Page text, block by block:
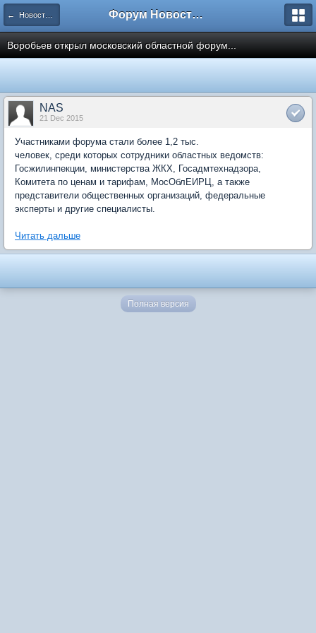
← Новости рынка недвижимости Форум Новостройки
Воробьев открыл московский областной форум...
NAS
21 Dec 2015
Участниками форума стали более 1,2 тыс.
человек, среди которых сотрудники областных ведомств:
Госжилинпекции, министерства ЖКХ, Госадмтехнадзора,
Комитета по ценам и тарифам, МосОблЕИРЦ, а также
представители общественных организаций, федеральные
эксперты и другие специалисты.
Читать дальше
Полная версия